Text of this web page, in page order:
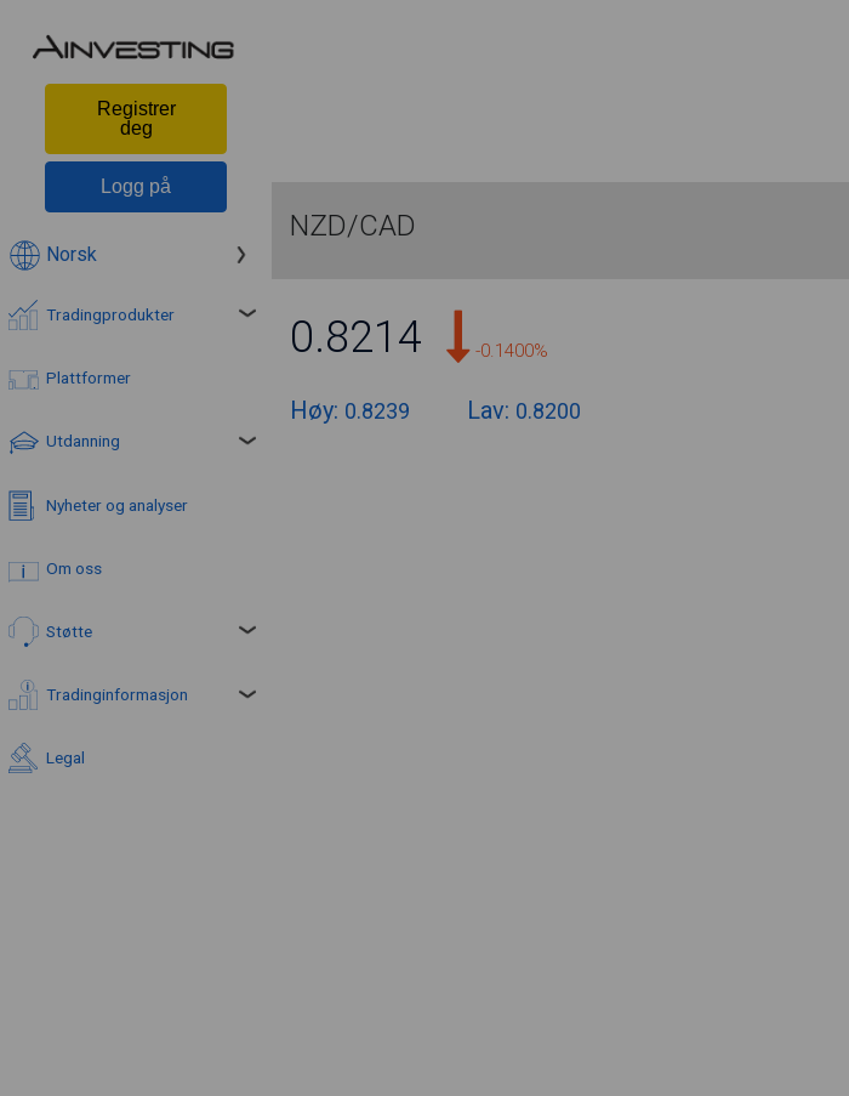
Registrer
deg
Logg på
Norsk
Tradingprodukter
Plattformer
Utdanning
Nyheter og analyser
Om oss
Støtte
Tradinginformasjon
Legal
NZD/CAD
0.8214 -0.1400%
Høy: 0.8239 Lav: 0.8200